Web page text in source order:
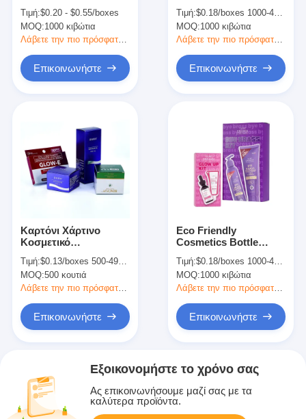
συσκευασία κουτί για
τα μάτια κρέμα
προϊόντα
δέρματος
Τιμή:$0.20 - $0.55/boxes
MOQ:1000 κιβώτια
Λάβετε την πιο πρόσφατη τιμή
Επικοινωνήστε
Κονβέξια Εκτύπωση
για Κρέμα Φροντίδας
Δέρματος
Τιμή:$0.18/boxes 1000-4999 boxes
MOQ:1000 κιβώτια
Επικοινωνήστε
Καρτόνι Χάρτινο
Κοσμετικό
Για Ελαιόλαστρο
Ναυτικών
Τιμή:$0.13/boxes 500-4999 boxes
MOQ:500 κουτιά
Λάβετε την πιο πρόσφατη τιμή
Επικοινωνήστε
Eco Friendly
Cosmetics Bottle
Ανακυκλώσιμο
Custom Skin Care
Packaging Box Η
δέρμα είναι φιλική
προς το περιβάλλον
Τιμή:$0.18/boxes 1000-4999 boxes
MOQ:1000 κιβώτια
Λάβετε την πιο πρόσφατη τιμή
Επικοινωνήστε
Εξοικονομήστε το χρόνο σας
Ας επικοινωνήσουμε μαζί σας με τα
καλύτερα προϊόντα.